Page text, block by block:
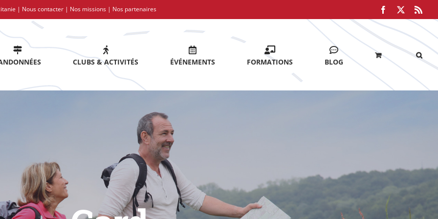
| Nous contacter | Nos missions | Nos partenaires Facebook
CLUBS & ACTIVITÉS ÉVÉNEMENTS FORMATIONS BLOG